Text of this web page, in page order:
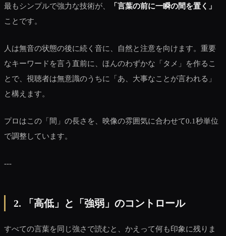
最もシンプルで強力な技術が、
「言葉の前に一瞬の間を置く」
ことです。
人は無音の状態の後に続く音に、自然と注意を向けます。重要
なキーワードを言う直前に、ほんのわずかな「タメ」を作るこ
とで、視聴者は無意識のうちに「あ、大事なことが言われる」
と構えます。
プロはこの「間」の長さを、映像の雰囲気に合わせて0.1秒単位
で調整しています。
---
2. 「高低」と「強弱」のコントロール
すべての言葉を同じ強さで読むと、かえって何も印象に残りま